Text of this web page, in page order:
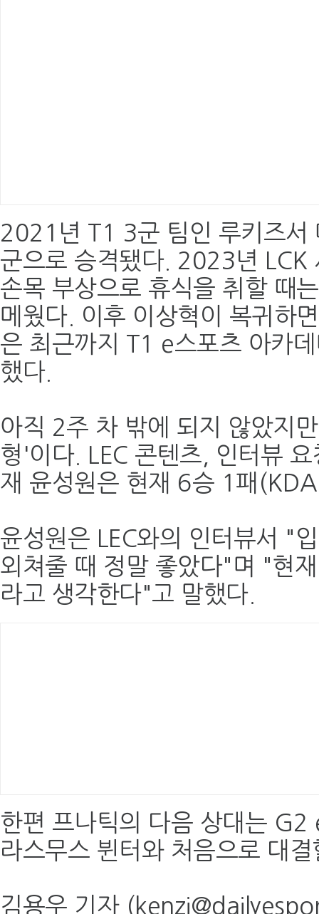
2021년 T1 3군 팀인 루키즈서
군으로 승격됐다. 2023년 LCK
손목 부상으로 휴식을 취할 때
메웠다. 이후 이상혁이 복귀하
은 최근까지 T1 e스포츠 아카
했다.
아직 2주 차 밖에 되지 않았지
형'이다. LEC 콘텐츠, 인터뷰
재 윤성원은 현재 6승 1패
윤성원은 LEC와의 인터뷰서 "
외쳐줄 때 정말 좋았다"며 "현
라고 생각한다"고 말했다.
한편 프나틱의 다음 상대는
라스무스 뷘터와 처음으로 대
김용우 기자